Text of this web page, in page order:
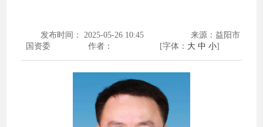
发布时间： 2025-05-26 10:45
来源：益阳市
国资委
作者： [字体： 大 中 小]